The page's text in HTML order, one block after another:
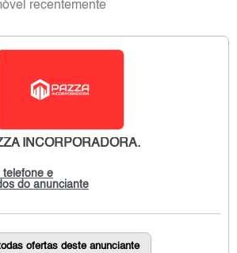
recentemente
INCORPORADORA.
telefone e
do anunciante
ofertas deste anunciante